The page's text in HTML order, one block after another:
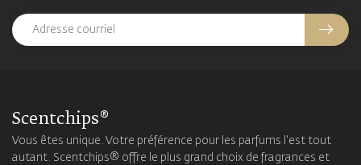
Scentchips®
Vous êtes unique. Votre préférence pour les parfums l'est tout
autant. Scentchips® offre le plus grand choix de fragrances et